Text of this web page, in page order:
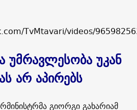
TvMtavari/videos/
უმრავლესობა უკან
არ აპირებს
გიორგი გახარიამ